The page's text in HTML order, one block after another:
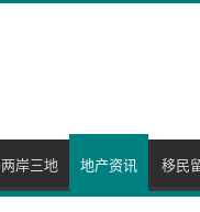
两岸三地 地产资讯 移民